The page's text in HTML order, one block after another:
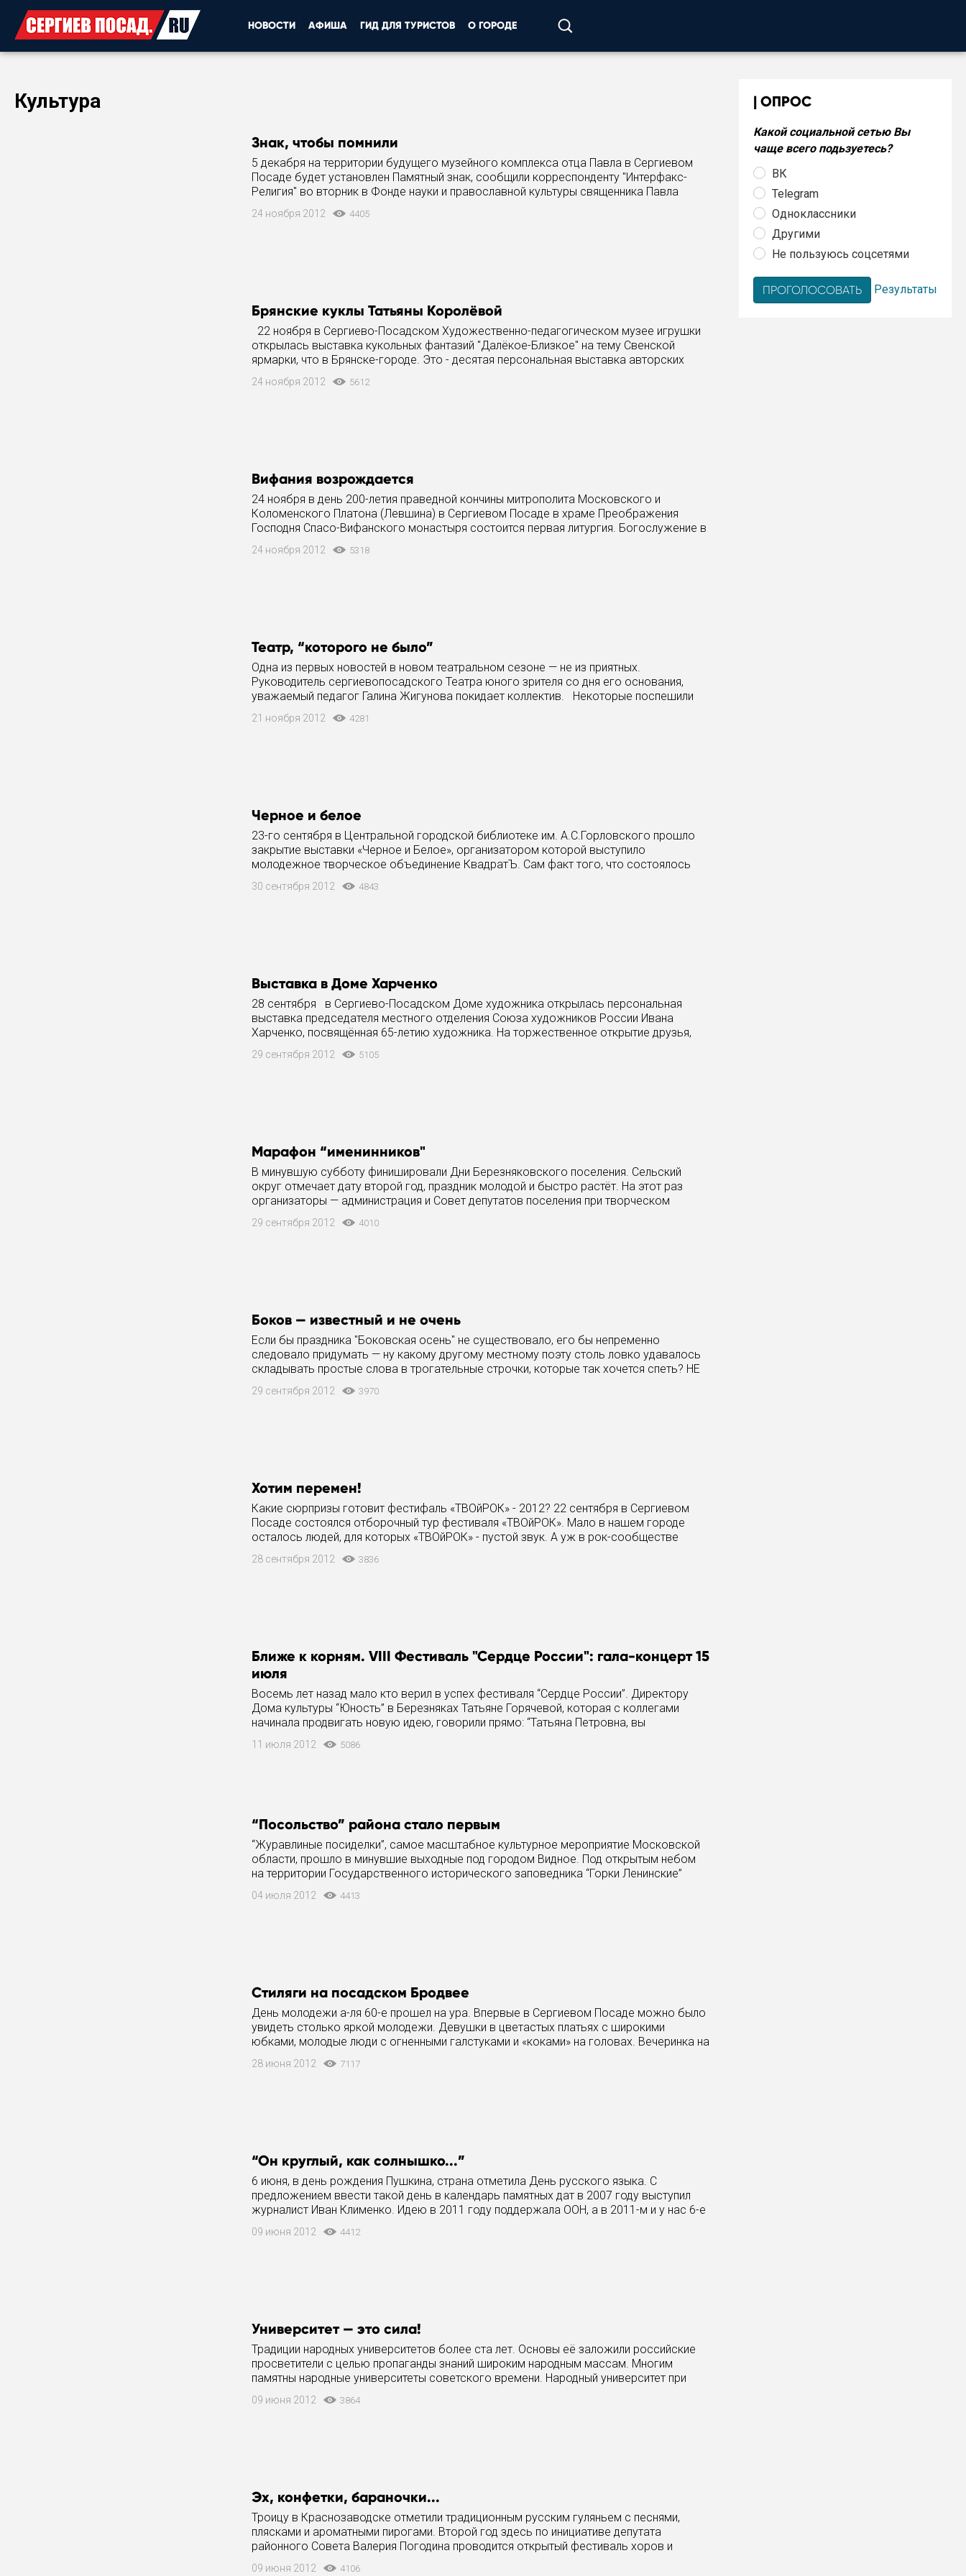
НОВОСТИ АФИША ГИД ДЛЯ ТУРИСТОВ О ГОРОДЕ
Культура
Знак, чтобы помнили
5 декабря на территории будущего музейного комплекса отца Павла в Сергиевом
Посаде будет установлен Памятный знак, сообщили корреспонденту "Интерфакс-
Религия" во вторник в Фонде науки и православной культуры священника Павла
Флоренского.
24 ноября 2012 4405
Брянские куклы Татьяны Королёвой
22 ноября в Сергиево-Посадском Художественно-педагогическом музее игрушки
открылась выставка кукольных фантазий "Далёкое-Близкое" на тему Свенской
ярмарки, что в Брянске-городе. Это - десятая персональная выставка авторских
кукол
24 ноября 2012 5612
Вифания возрождается
24 ноября в день 200-летия праведной кончины митрополита Московского и
Коломенского Платона (Левшина) в Сергиевом Посаде в храме Преображения
Господня Спасо-Вифанского монастыря состоится первая литургия. Богослужение в
уникальном по внутренней
24 ноября 2012 5318
Театр, “которого не было”
Одна из первых новостей в новом театральном сезоне — не из приятных.
Руководитель сергиевопосадского Театра юного зрителя со дня его основания,
уважаемый педагог Галина Жигунова покидает коллектив. Некоторые поспешили
заявить о неминуемой и
21 ноября 2012 4281
Черное и белое
23-го сентября в Центральной городской библиотеке им. А.С.Горловского прошло
закрытие выставки «Черное и Белое», организатором которой выступило
молодежное творческое объединение КвадратЪ. Сам факт того, что состоялось
именно закрытие, у многих вызовет
30 сентября 2012 4843
Выставка в Доме Харченко
28 сентября в Сергиево-Посадском Доме художника открылась персональная
выставка председателя местного отделения Союза художников России Ивана
Харченко, посвящённая 65-летию художника. На торжественное открытие друзья,
товарищи и коллеги по
29 сентября 2012 5105
Марафон “именинников"
В минувшую субботу финишировали Дни Березняковского поселения. Сельский
округ отмечает дату второй год, праздник молодой и быстро растёт. На этот раз
организаторы — администрация и Совет депутатов поселения при творческом
участии СДК "Юность" устроили в
29 сентября 2012 4010
Боков — известный и не очень
Если бы праздника "Боковская осень" не существовало, его бы непременно
следовало придумать — ну какому другому местному поэту столь ловко удавалось
складывать простые слова в трогательные строчки, которые так хочется спеть? НЕ
ФЕСТИВАЛЬ, А ПРАЗДНИК В
29 сентября 2012 3970
Хотим перемен!
Какие сюрпризы готовит фестифаль «ТВОйРОК» - 2012? 22 сентября в Сергиевом
Посаде состоялся отборочный тур фестиваля «ТВОйРОК». Мало в нашем городе
осталось людей, для которых «ТВОйРОК» - пустой звук. А уж в рок-сообществе
таковых и вовсе нет. Еще бы –
28 сентября 2012 3836
Ближе к корням. VIII Фестиваль "Сердце России": гала-концерт 15
июля
Восемь лет назад мало кто верил в успех фестиваля “Сердце России”. Директору
Дома культуры “Юность” в Березняках Татьяне Горячевой, которая с коллегами
начинала продвигать новую идею, говорили прямо: “Татьяна Петровна, вы
предлагаете соединить
11 июля 2012 5086
“Посольство” района стало первым
“Журавлиные посиделки”, самое масштабное культурное мероприятие Московской
области, прошло в минувшие выходные под городом Видное. Под открытым небом
на территории Государственного исторического заповедника “Горки Ленинские”
министерство культуры
04 июля 2012 4413
Стиляги на посадском Бродвее
День молодежи а-ля 60-е прошел на ура. Впервые в Сергиевом Посаде можно было
увидеть столько яркой молодежи. Девушки в цветастых платьях с широкими
юбками, молодые люди с огненными галстуками и «коками» на головах. Вечеринка на
Блинной горе, посвященная
28 июня 2012 7117
“Он круглый, как солнышко...”
6 июня, в день рождения Пушкина, страна отметила День русского языка. С
предложением ввести такой день в календарь памятных дат в 2007 году выступил
журналист Иван Клименко. Идею в 2011 году поддержала ООН, а в 2011-м и у нас 6-е
июня указом президента
09 июня 2012 4412
Университет — это сила!
Традиции народных университетов более ста лет. Основы её заложили российские
просветители с целью пропаганды знаний широким народным массам. Многим
памятны народные университеты советского времени. Народный университет при
Сергиево-Посадском
09 июня 2012 3864
Эх, конфетки, бараночки...
Троицу в Краснозаводске отметили традиционным русским гуляньем с песнями,
плясками и ароматными пирогами. Второй год здесь по инициативе депутата
районного Совета Валерия Погодина проводится открытый фестиваль хоров и
ансамблей русской песни “Берёзовый
09 июня 2012 4106
ОПРОС
Какой социальной сетью Вы
чаще всего подьзуетесь?
ВК
Telegram
Одноклассники
Другими
Не пользуюсь соцсетями
Результаты